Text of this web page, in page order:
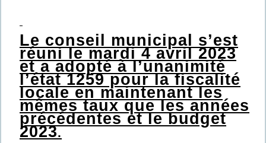
Le conseil municipal s’est
réuni le mardi 4 avril 2023
et a adopté à l’unanimité
l’état 1259 pour la fiscalité
locale en maintenant les
mêmes taux que les années
précédentes et le budget
2023.